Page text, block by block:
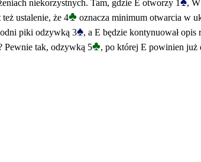
niekorzystnych. Tam, gdzie E otworzy 1 ,
też ustalenie, że 4♣ oznacza minimum otwarcia w
piki odzywką 3♠, a E będzie kontynuował
Pewnie tak, odzywką 5♣, po której E powinien już